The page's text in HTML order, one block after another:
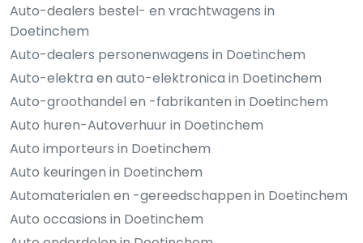
Auto-dealers bestel- en vrachtwagens in
Doetinchem
Auto-dealers personenwagens in Doetinchem
Auto-elektra en auto-elektronica in Doetinchem
Auto-groothandel en -fabrikanten in Doetinchem
Auto huren-Autoverhuur in Doetinchem
Auto importeurs in Doetinchem
Auto keuringen in Doetinchem
Automaterialen en -gereedschappen in Doetinchem
Auto occasions in Doetinchem